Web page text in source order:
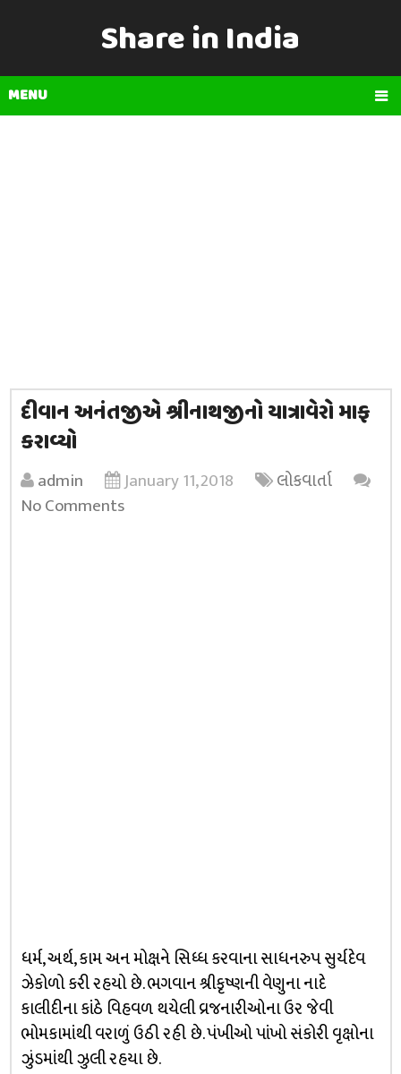
Share in India
MENU
દીવાન અનંતજીએ શ્રીનાથજીનો યાત્રાવેરો માફ
કરાવ્યો
admin January 11, 2018
લોકવાર્તા
No Comments
ધર્મ, અર્થ, કામ અન મોક્ષને સિધ્ધ કરવાના સાધનરુપ સુર્યદેવ
ઝેકોળો કરી રહયો છે. ભગવાન શ્રીકૃષ્ણની વેણુના નાદે
કાલીદીના કાંઠે વિહવળ થયેલી વ્રજનારીઓના ઉર જેવી
ભોમકામાંથી વરાળું ઉઠી રહી છે. પંખીઓ પાંખો સંકોરી વૃક્ષોના
ઝુંડમાંથી ઝુલી રહયા છે.